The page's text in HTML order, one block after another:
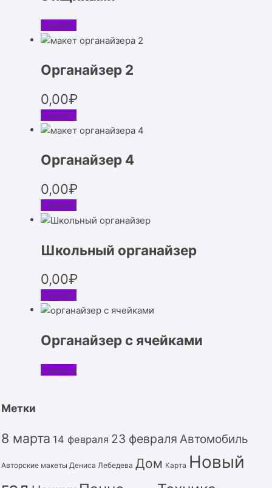
Скачать
Органайзер 2
0,00₽
Скачать
Органайзер 4
0,00₽
Скачать
Школьный органайзер
0,00₽
Скачать
Органайзер с ячейками
Скачать
Метки
8 марта 14 февраля 23 февраля Автомобиль
Авторские макеты Дениса Лебедева Дом Карта Новый